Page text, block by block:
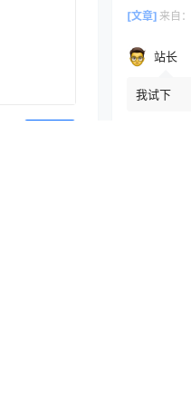
[文章] 来自：
站长
我试下